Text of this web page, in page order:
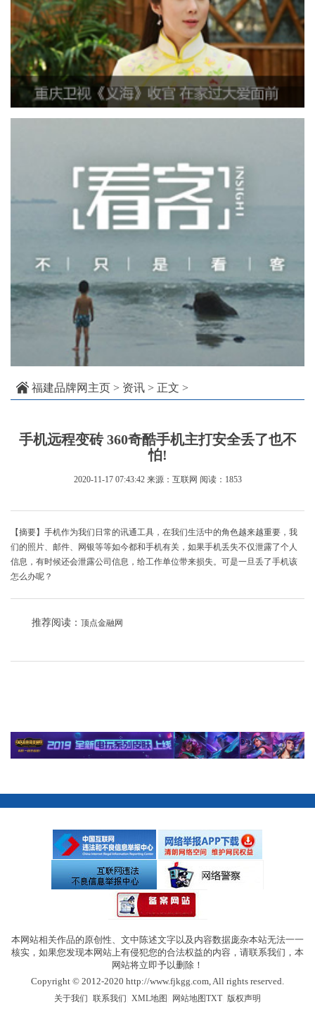
福建品牌网主页 > 资讯 > 正文 >
手机远程变砖 360奇酷手机主打安全丢了也不
怕!
2020-11-17 07:43:42 来源：互联网 阅读：1853
【摘要】手机作为我们日常的讯通工具，在我们生活中的角色越来越重要，我
们的照片、邮件、网银等等如今都和手机有关，如果手机丢失不仅泄露了个人
信息，有时候还会泄露公司信息，给工作单位带来损失。可是一旦丢了手机该
怎么办呢？
推荐阅读： 顶点金融网
本网站相关作品的原创性、文中陈述文字以及内容数据庞杂本站无法一一
核实，如果您发现本网站上有侵犯您的合法权益的内容，请联系我们，本
网站将立即予以删除！
Copyright © 2012-2020 http://www.fjkgg.com, All rights reserved.
关于我们 联系我们 XML地图 网站地图TXT| 版权声明